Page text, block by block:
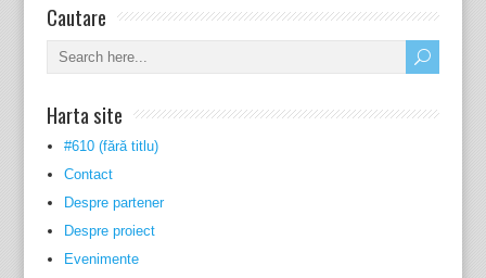
Cautare
Harta site
#610 (fără titlu)
Contact
Despre partener
Despre proiect
Evenimente